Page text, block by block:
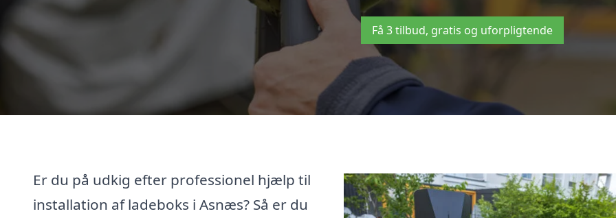
Få 3 tilbud, gratis og uforpligtende
Er du på udkig efter professionel hjælp til
installation af ladeboks i Asnæs? Så er du